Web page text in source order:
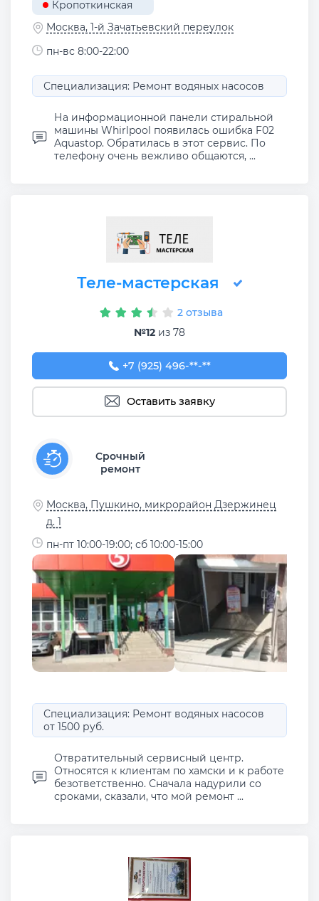
Кропоткинская
Москва, 1-й Зачатьевский переулок
пн-вс 8:00-22:00
Специализация: Ремонт водяных насосов
На информационной панели стиральной
машины Whirlpool появилась ошибка F02
Aquastop. Обратилась в этот сервис. По
телефону очень вежливо общаются, ...
Теле-мастерская
2 отзыва
№12 из 78
+7 (925) 496-69-39
+7 (925) 496-**-**
Оставить заявку
Срочный
ремонт
Москва, Пушкино, микрорайон Дзержинец
д. 1
пн-пт 10:00-19:00; сб 10:00-15:00
Специализация: Ремонт водяных насосов
от 1500 руб.
Отвратительный сервисный центр.
Относятся к клиентам по хамски и к работе
безответственно. Сначала надурили со
сроками, сказали, что мой ремонт ...